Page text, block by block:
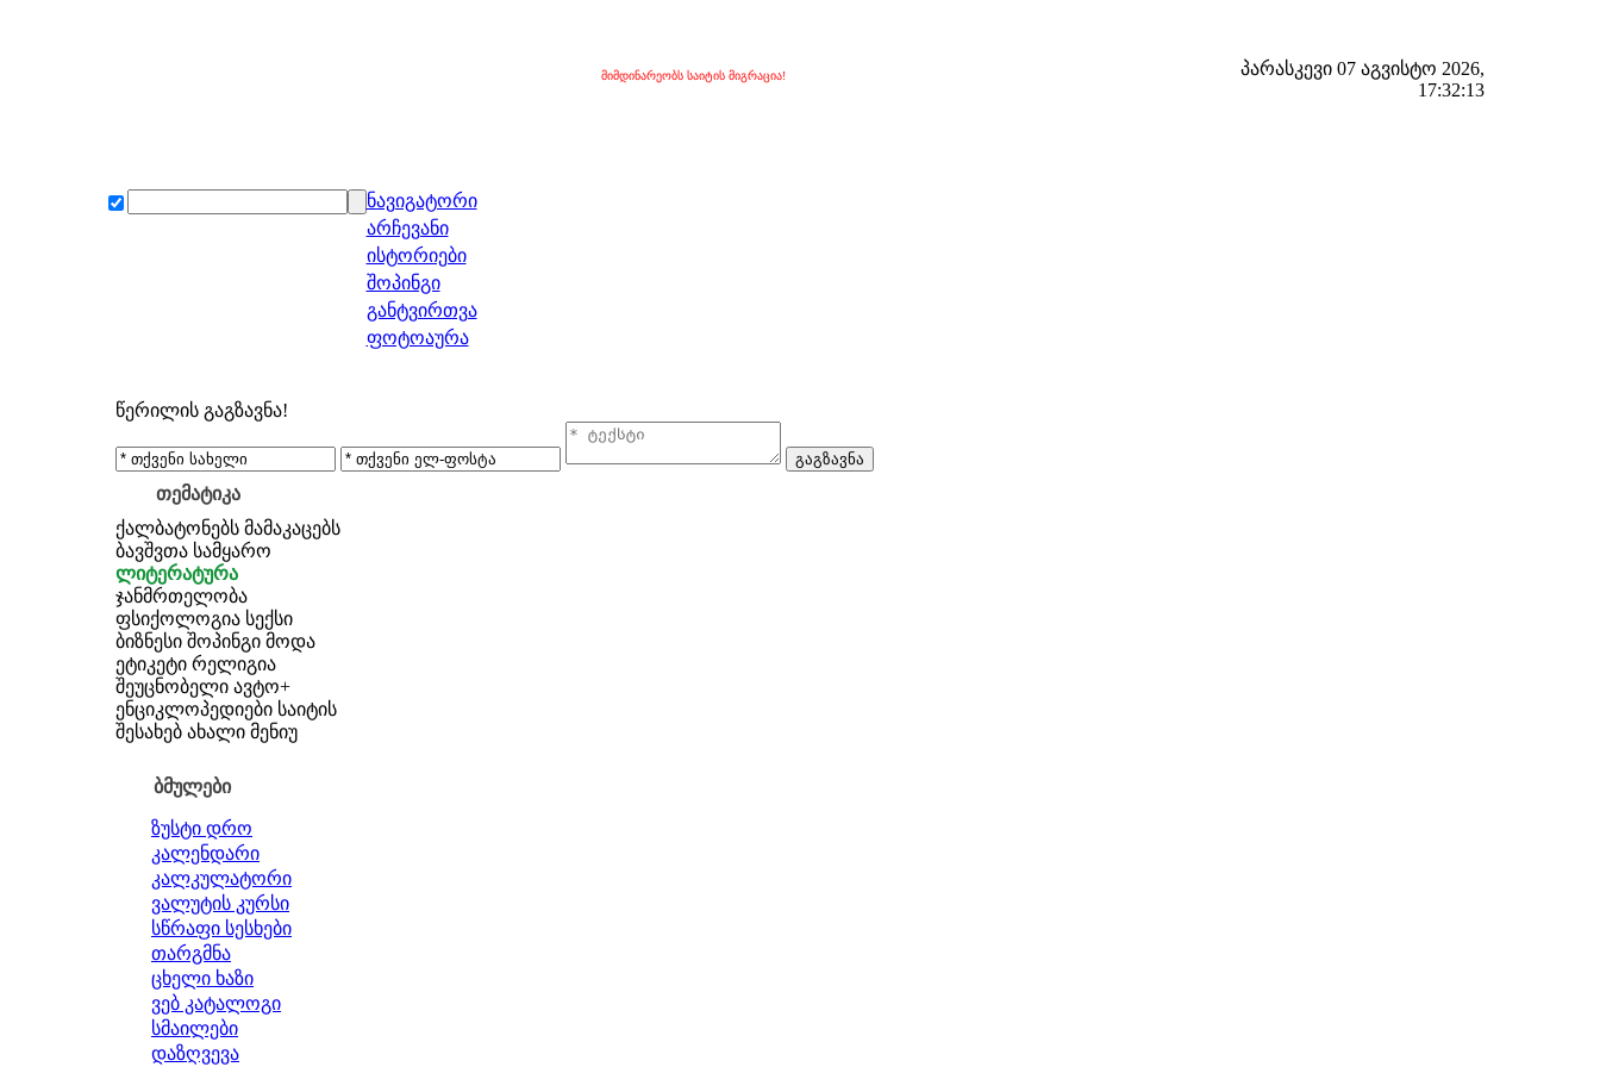
მიმდინარეობს საიტის მიგრაცია!
პარასკევი 07 აგვისტო 2026,
17:32:14
ნავიგატორი
არჩევანი
ისტორიები
შოპინგი
განტვირთვა
ფოტოაურა
წერილის გაგზავნა!
თემატიკა
ქალბატონებს მამაკაცებს
ბავშვთა სამყარო
ლიტერატურა
ჯანმრთელობა
ფსიქოლოგია სექსი
ბიზნესი შოპინგი მოდა
ეტიკეტი რელიგია
შეუცნობელი ავტო+
ენციკლოპედიები საიტის
შესახებ ახალი მენიუ
ბმულები
ზუსტი დრო
კალენდარი
კალკულატორი
ვალუტის კურსი
სწრაფი სესხები
თარგმნა
ცხელი ხაზი
ვებ კატალოგი
სმაილები
დაზღვევა